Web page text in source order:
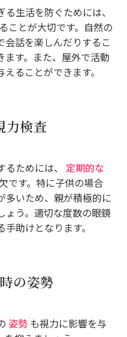
生活を防ぐためには、
ことが大切です。自然の
会話を楽しんだりするこ
ます。また、屋外で活動
ることができます。
力検査
ためには、 定期的な
です。特に子供の場合
多いため、親が積極的に
ょう。適切な度数の眼鏡
助けとなります。
の姿勢
姿勢 も視力に影響を与